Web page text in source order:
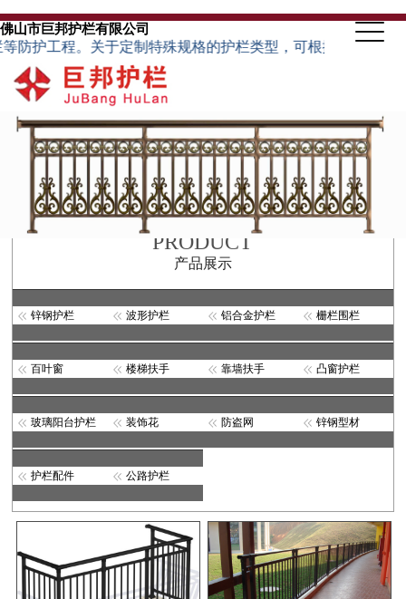
佛山市巨邦护栏有限公司
。关于定制特殊规格的护栏类型，可根据客户来图来样加工
PRODUCT
产品展示
锌钢护栏 波形护栏 铝合金护栏 栅栏围栏
百叶窗 楼梯扶手 靠墙扶手 凸窗护栏
玻璃阳台护栏 装饰花 防盗网 锌钢型材
护栏配件 公路护栏